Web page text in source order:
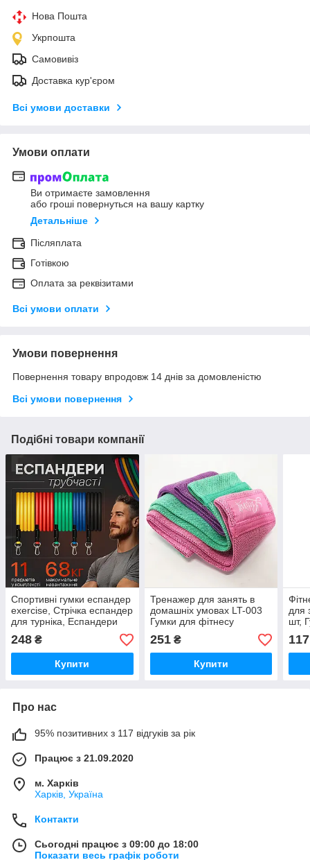
Нова Пошта
Укрпошта
Самовивіз
Доставка кур'єром
Всі умови доставки
Умови оплати
Ви отримаєте замовлення
або гроші повернуться на вашу картку
Детальніше
Післяплата
Готівкою
Оплата за реквізитами
Всі умови оплати
Умови повернення
Повернення товару впродовж 14 днів за домовленістю
Всі умови повернення
Подібні товари компанії
Спортивні гумки еспандер
exercise, Стрічка еспандер
для турніка, Еспандери
для фітнесу вправи ZJ-51
248 ₴
Купити
Тренажер для занять в
домашніх умовах LT-003
Гумки для фітнесу
професіоналів EA-56
251₴
Купити
для
шт,
117
Про нас
95% позитивних з 117 відгуків за рік
Працює з 21.09.2020
м. Харків
Харків, Україна
Контакти
Сьогодні працює з 09:00 до 18:00
Показати весь графік роботи